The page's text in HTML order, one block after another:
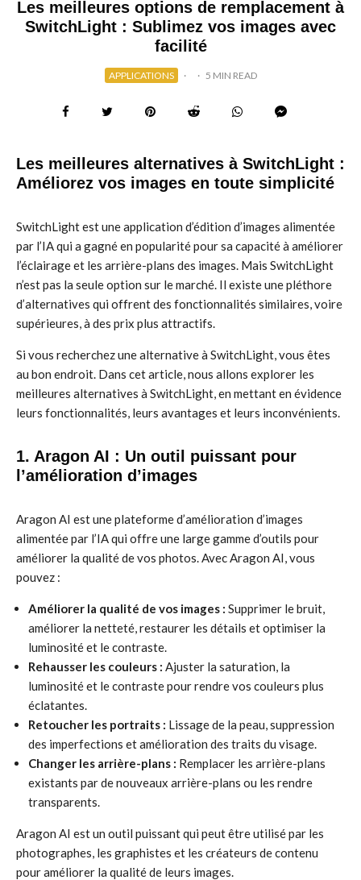
Les meilleures options de remplacement à
SwitchLight : Sublimez vos images avec
facilité
APPLICATIONS · · 5 MIN READ
Les meilleures alternatives à SwitchLight :
Améliorez vos images en toute simplicité
SwitchLight est une application d’édition d’images alimentée
par l’IA qui a gagné en popularité pour sa capacité à améliorer
l’éclairage et les arrière-plans des images. Mais SwitchLight
n’est pas la seule option sur le marché. Il existe une pléthore
d’alternatives qui offrent des fonctionnalités similaires, voire
supérieures, à des prix plus attractifs.
Si vous recherchez une alternative à SwitchLight, vous êtes
au bon endroit. Dans cet article, nous allons explorer les
meilleures alternatives à SwitchLight, en mettant en évidence
leurs fonctionnalités, leurs avantages et leurs inconvénients.
1. Aragon AI : Un outil puissant pour
l’amélioration d’images
Aragon AI est une plateforme d’amélioration d’images
alimentée par l’IA qui offre une large gamme d’outils pour
améliorer la qualité de vos photos. Avec Aragon AI, vous
pouvez :
Améliorer la qualité de vos images : Supprimer le bruit,
améliorer la netteté, restaurer les détails et optimiser la
luminosité et le contraste.
Rehausser les couleurs : Ajuster la saturation, la
luminosité et le contraste pour rendre vos couleurs plus
éclatantes.
Retoucher les portraits : Lissage de la peau, suppression
des imperfections et amélioration des traits du visage.
Changer les arrière-plans : Remplacer les arrière-plans
existants par de nouveaux arrière-plans ou les rendre
transparents.
Aragon AI est un outil puissant qui peut être utilisé par les
photographes, les graphistes et les créateurs de contenu
pour améliorer la qualité de leurs images.